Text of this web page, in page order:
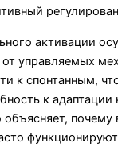
активации
от управляемых
к спонтанным,
к адаптации
объясняет, почему